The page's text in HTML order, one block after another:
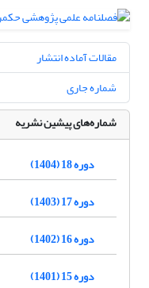
مقالات آماده انتشار
شماره جاری
شماره‌های پیشین نشریه
دوره 18 (1404)
دوره 17 (1403)
دوره 16 (1402)
دوره 15 (1401)